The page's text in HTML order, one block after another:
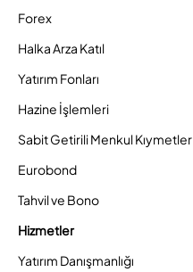
Forex
Halka Arza Katıl
Yatırım Fonları
Hazine İşlemleri
Sabit Getirili Menkul Kıymetler
Eurobond
Tahvil ve Bono
Hizmetler
Yatırım Danışmanlığı